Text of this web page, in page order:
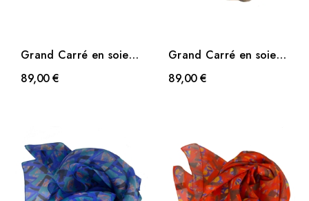
Grand Carré en soie
Folklore bleu
89,00 €
Grand Carré en soie
Folklore orange
89,00 €